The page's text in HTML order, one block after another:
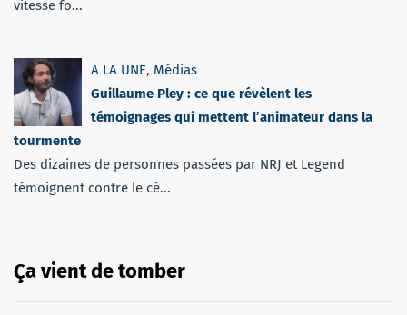
vitesse fo...
A LA UNE, Médias
Guillaume Pley : ce que révèlent les
témoignages qui mettent l’animateur dans la
tourmente
Des dizaines de personnes passées par NRJ et Legend
témoignent contre le cé...
Ça vient de tomber